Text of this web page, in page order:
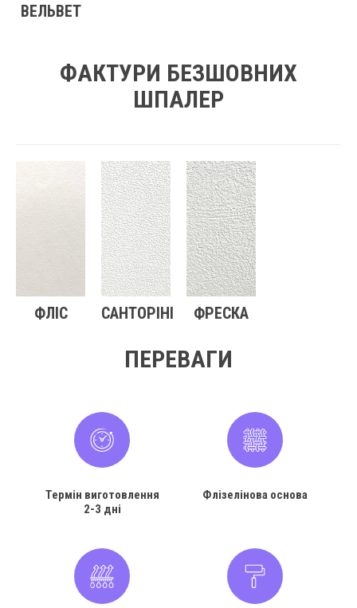
ВЕЛЬВЕТ
ФАКТУРИ БЕЗШОВНИХ
ШПАЛЕР
ФЛІС САНТОРІНІ ФРЕСКА
ПЕРЕВАГИ
Термін виготовлення
2-3 дні
Флізелінова основа